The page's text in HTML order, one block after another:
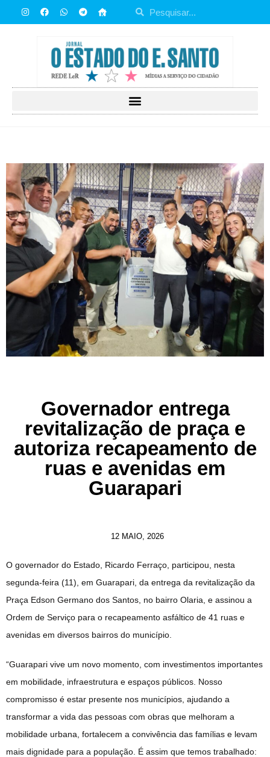
Governador entrega
revitalização de praça e
autoriza recapeamento de
ruas e avenidas em
Guarapari
12 MAIO, 2026
O governador do Estado, Ricardo Ferraço, participou, nesta
segunda-feira (11), em Guarapari, da entrega da revitalização da
Praça Edson Germano dos Santos, no bairro Olaria, e assinou a
Ordem de Serviço para o recapeamento asfáltico de 41 ruas e
avenidas em diversos bairros do município.
“Guarapari vive um novo momento, com investimentos importantes
em mobilidade, infraestrutura e espaços públicos. Nosso
compromisso é estar presente nos municípios, ajudando a
transformar a vida das pessoas com obras que melhoram a
mobilidade urbana, fortalecem a convivência das famílias e levam
mais dignidade para a população. É assim que temos trabalhado: